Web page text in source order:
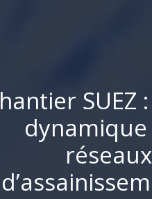
hantier SUEZ :
dynamique
réseaux
d’assainissem